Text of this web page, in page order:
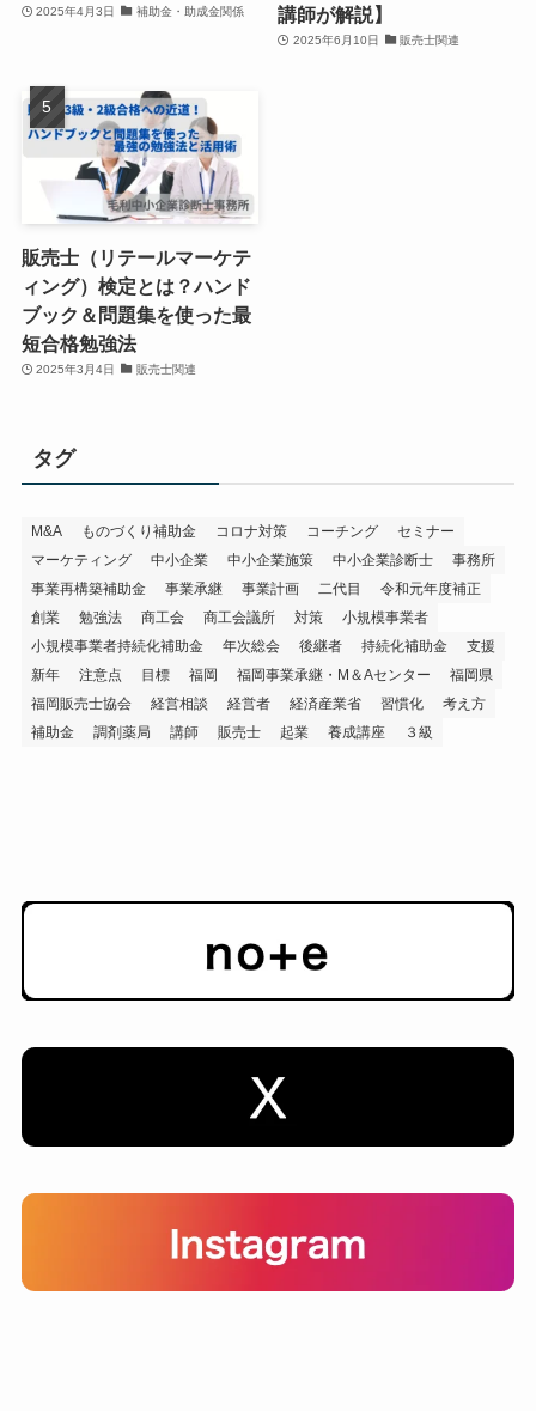
2025年4月3日 補助金・助成金関係
講師が解説】
2025年6月10日 販売士関連
販売士（リテールマーケテ
ィング）検定とは？ハンド
ブック＆問題集を使った最
短合格勉強法
2025年3月4日 販売士関連
タグ
M&A ものづくり補助金 コロナ対策 コーチング
セミナー
マーケティング
中小企業 中小企業施策 中小企業診断士
事務所
事業再構築補助金
事業承継 事業計画 二代目
令和元年度補正
創業
勉強法 商工会 商工会議所 対策
小規模事業者
小規模事業者持続化補助金
年次総会 後継者 持続化補助金
支援
新年
注意点 目標 福岡 福岡事業承継・M＆Aセンター
福岡県
福岡販売士協会
経営相談 経営者 経済産業省 習慣化
考え方
補助金
調剤薬局 講師 販売士 起業 養成講座 ３級